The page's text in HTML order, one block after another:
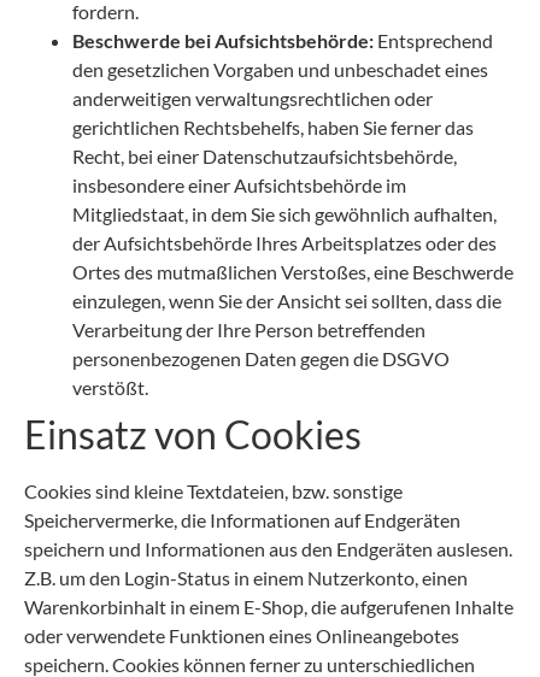
fordern.
Beschwerde bei Aufsichtsbehörde: Entsprechend
den gesetzlichen Vorgaben und unbeschadet eines
anderweitigen verwaltungsrechtlichen oder
gerichtlichen Rechtsbehelfs, haben Sie ferner das
Recht, bei einer Datenschutzaufsichtsbehörde,
insbesondere einer Aufsichtsbehörde im
Mitgliedstaat, in dem Sie sich gewöhnlich aufhalten,
der Aufsichtsbehörde Ihres Arbeitsplatzes oder des
Ortes des mutmaßlichen Verstoßes, eine Beschwerde
einzulegen, wenn Sie der Ansicht sei sollten, dass die
Verarbeitung der Ihre Person betreffenden
personenbezogenen Daten gegen die DSGVO
verstößt.
Einsatz von Cookies
Cookies sind kleine Textdateien, bzw. sonstige
Speichervermerke, die Informationen auf Endgeräten
speichern und Informationen aus den Endgeräten auslesen.
Z.B. um den Login-Status in einem Nutzerkonto, einen
Warenkorbinhalt in einem E-Shop, die aufgerufenen Inhalte
oder verwendete Funktionen eines Onlineangebotes
speichern. Cookies können ferner zu unterschiedlichen